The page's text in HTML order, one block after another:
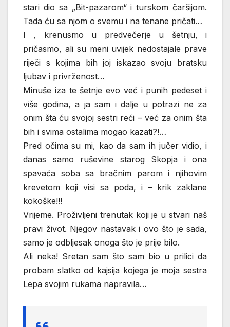
stari dio sa „Bit-pazarom“ i turskom čaršijom.
Tada ću sa njom o svemu i na tenane pričati…
I , krenusmo u predvečerje u šetnju, i
pričasmo, ali su meni uvijek nedostajale prave
riječi s kojima bih joj iskazao svoju bratsku
ljubav i privrženost…
Minuše iza te šetnje evo već i punih pedeset i
više godina, a ja sam i dalje u potrazi ne za
onim šta ću svojoj sestri reći – već za onim šta
bih i svima ostalima mogao kazati?!…
Pred očima su mi, kao da sam ih jučer vidio, i
danas samo ruševine starog Skopja i ona
spavaća soba sa bračnim parom i njihovim
krevetom koji visi sa poda, i – krik zaklane
kokoške!!!
Vrijeme. Proživljeni trenutak koji je u stvari naš
pravi život. Njegov nastavak i ovo što je sada,
samo je odbljesak onoga što je prije bilo.
Ali neka! Sretan sam što sam bio u prilici da
probam slatko od kajsija kojega je moja sestra
Lepa svojim rukama napravila…